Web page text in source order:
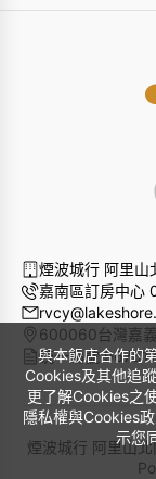
與本飯店合作的
Cookies及其他追
更了解Cookies之
隱私權與Cookies
示您
煙波城行 阿里山
嘉南區訂房中
600060台灣嘉
統一編號
煙波城行 阿里山